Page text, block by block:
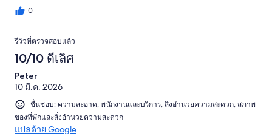
0
รีวิวที่ตรวจสอบแล้ว
10/10 ดีเลิศ
Peter
10 มี.ค. 2026
ชื่นชอบ: ความสะอาด, พนักงานและบริการ, สิ่งอำนวยความสะดวก, สภาพ
ของที่พักและสิ่งอำนวยความสะดวก
แปลด้วย Google